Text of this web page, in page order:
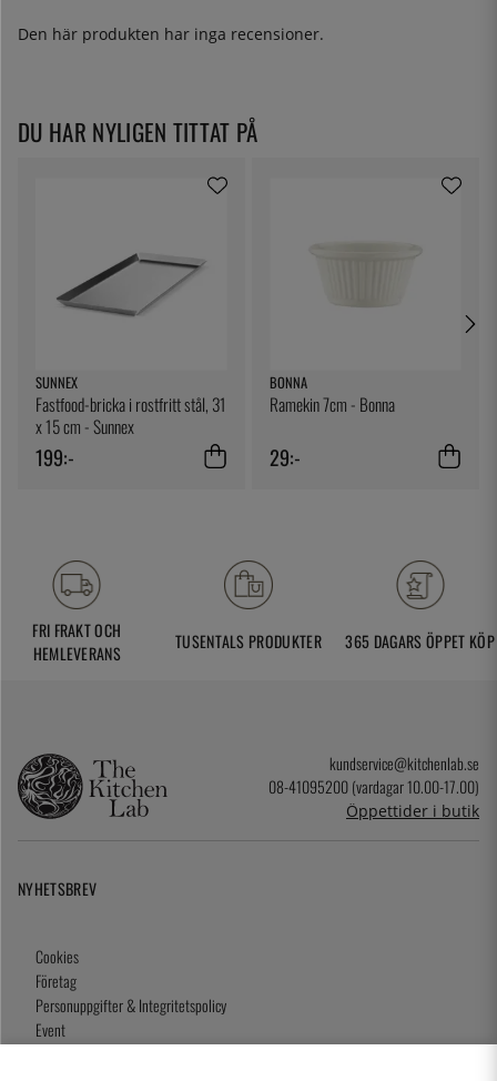
Den här produkten har inga recensioner.
DU HAR NYLIGEN TITTAT PÅ
SUNNEX
Fastfood-bricka i rostfritt stål, 31
x 15 cm - Sunnex
199:-
BONNA
Ramekin 7cm - Bonna
29:-
FRI FRAKT OCH
HEMLEVERANS
TUSENTALS PRODUKTER 365 DAGARS ÖPPET KÖP
kundservice@kitchenlab.se
08-41095200 (vardagar 10.00-17.00)
Öppettider i butik
NYHETSBREV
Cookies
Företag
Personuppgifter & Integritetspolicy
Event